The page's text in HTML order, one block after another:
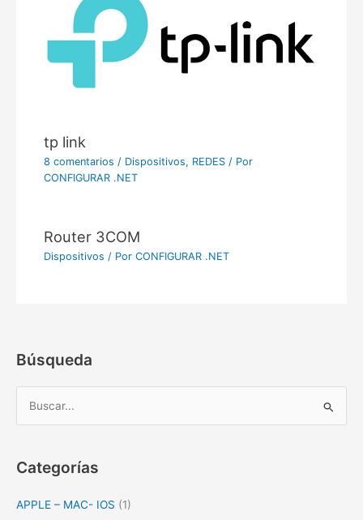
tp link
8 comentarios / Dispositivos, REDES / Por
CONFIGURAR .NET
Router 3COM
Dispositivos / PorCONFIGURAR .NET
Búsqueda
c
r
Categorías
APPLE – MAC- IOS (1)